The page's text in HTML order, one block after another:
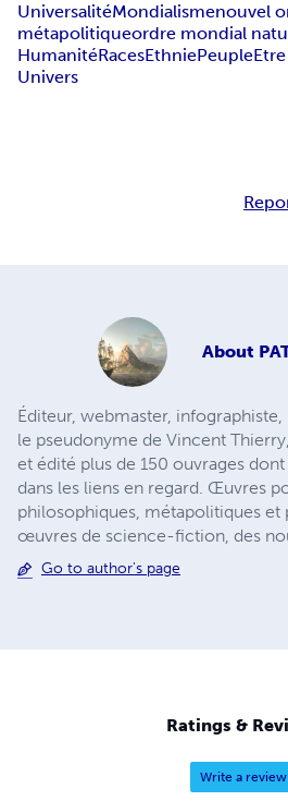
UniversalitéMondialismenouvel
métapolitiqueordre mondial
HumanitéRacesEthniePeuple
Univers
About
Éditeur, webmaster,
le pseudonyme de Vincent
et édité plus de 150 ouvrages
dans les liens en regard. Œuvres
philosophiques, métapolitiques
œuvres de science-fiction, des
Go to author's page
Ratings &
Write a review